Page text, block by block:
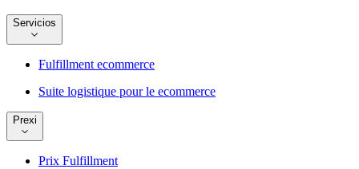
Servicios
Fulfillment ecommerce
Suite logistique pour le ecommerce
Prexi
Prix Fulfillment